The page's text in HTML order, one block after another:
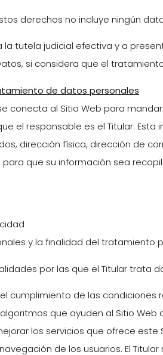
derechos no incluye ningún
la tutela judicial efectiva y a
si considera que el
de datos personales
conecta al Sitio Web para
el responsable es el Titular.
dirección física, dirección de
que su información sea
y la finalidad del tratamiento
por las que el Titular trata
cumplimiento de las condiciones
que ayuden al Sitio
los servicios que ofrece este
de los usuarios. El